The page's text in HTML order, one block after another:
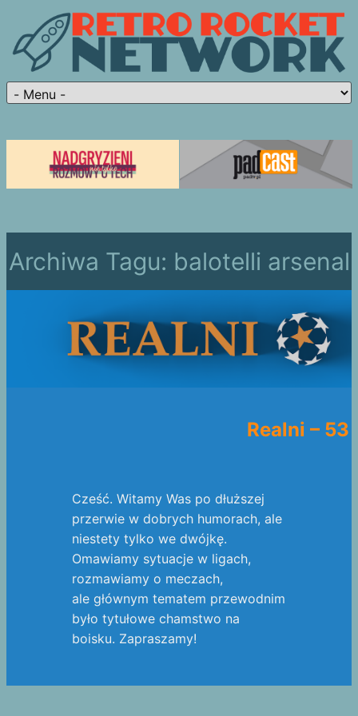
Archiwa Tagu: balotelli arsenal
Realni –
Cześć. Witamy Was po dłuższej
przerwie w dobrych humorach, ale
niestety tylko we dwójkę.
Omawiamy sytuacje w ligach,
rozmawiamy o meczach,
ale głównym tematem przewodnim
było tytułowe chamstwo na
boisku. Zapraszamy!